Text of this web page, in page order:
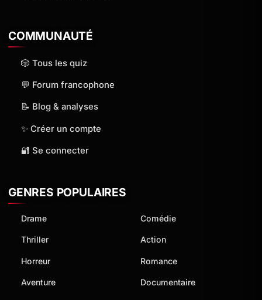
COMMUNAUTÉ
🎲 Tous les quiz
💬 Forum francophone
📝 Blog & analyses
✨ Créer un compte
🔐 Se connecter
GENRES POPULAIRES
Drame Comédie
Thriller Action
Horreur Romance
Aventure Documentaire